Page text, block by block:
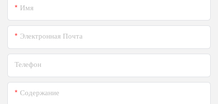
Имя
Электронная Почта
Телефон
Содержание